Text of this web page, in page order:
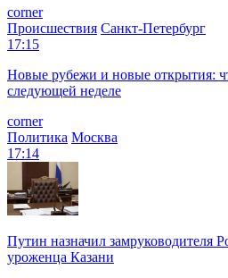
corner
Происшествия Санкт-Петербург
17:15
Новые рубежи и новые открытия:
следующей неделе
corner
Политика Москва
17:14
Путин назначил замруководителя
уроженца Казани